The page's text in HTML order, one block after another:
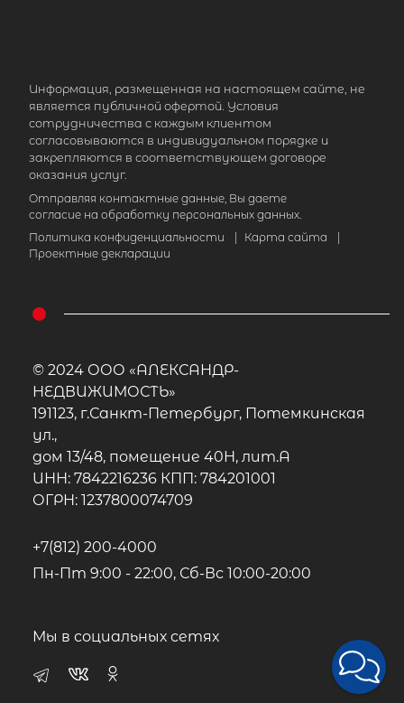
Информация, размещенная на настоящем сайте, не
является публичной офертой. Условия
сотрудничества с каждым клиентом
согласовываются в индивидуальном порядке и
закрепляются в соответствующем договоре
оказания услуг.
Отправляя контактные данные, Вы даете
согласие на обработку персональных данных.
Политика конфиденциальности
Карта сайта
Проектные декларации
© 2024 ООО «АЛЕКСАНДР-
НЕДВИЖИМОСТЬ»
191123, г.Санкт-Петербург, Потемкинская
ул.,
дом 13/48, помещение 40Н, лит.А
ИНН: 7842216236 КПП: 784201001
ОГРН: 1237800074709
+7(812) 200-4000
Пн-Пт 9:00 - 22:00, Сб-Вс 10:00-20:00
Мы в социальных сетях